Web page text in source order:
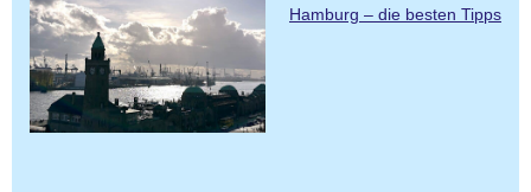
Hamburg – die besten Tipps